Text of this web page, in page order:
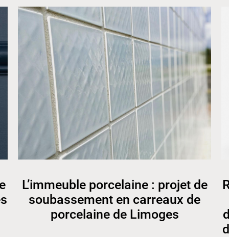
L’immeuble porcelaine : projet de
soubassement en carreaux de
porcelaine de Limoges